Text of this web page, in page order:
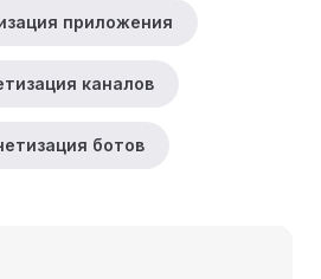
приложения
каналов
ботов